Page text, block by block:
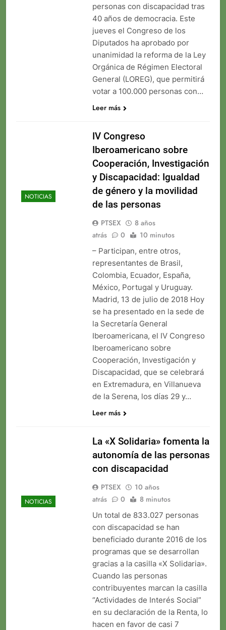
personas con discapacidad tras
40 años de democracia. Este
jueves el Congreso de los
Diputados ha aprobado por
unanimidad la reforma de la Ley
Orgánica de Régimen Electoral
General (LOREG), que permitirá
votar a 100.000 personas con…
Leer más
NOTICIAS
IV Congreso
Iberoamericano sobre
Cooperación, Investigación
y Discapacidad: Igualdad
de género y la movilidad
de las personas
PTSEX
8 años
atrás
0 10 minutos
– Participan, entre otros,
representantes de Brasil,
Colombia, Ecuador, España,
México, Portugal y Uruguay.
Madrid, 13 de julio de 2018 Hoy
se ha presentado en la sede de
la Secretaría General
Iberoamericana, el IV Congreso
Iberoamericano sobre
Cooperación, Investigación y
Discapacidad, que se celebrará
en Extremadura, en Villanueva
de la Serena, los días 29 y…
Leer más
NOTICIAS
La «X Solidaria» fomenta la
autonomía de las personas
con discapacidad
PTSEX
10 años
atrás
0 8 minutos
Un total de 833.027 personas
con discapacidad se han
beneficiado durante 2016 de los
programas que se desarrollan
gracias a la casilla «X Solidaria».
Cuando las personas
contribuyentes marcan la casilla
“Actividades de Interés Social”
en su declaración de la Renta, lo
hacen en favor de casi 7